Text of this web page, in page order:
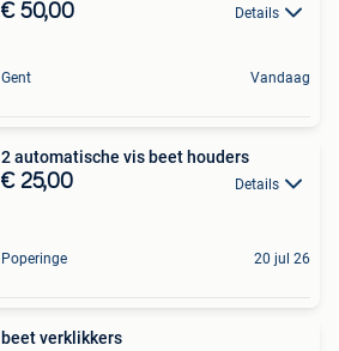
€ 50,00 Details
Gent Vandaag
2 automatische vis beet houders
€ 25,00 Details
Poperinge 20 jul 26
beet verklikkers